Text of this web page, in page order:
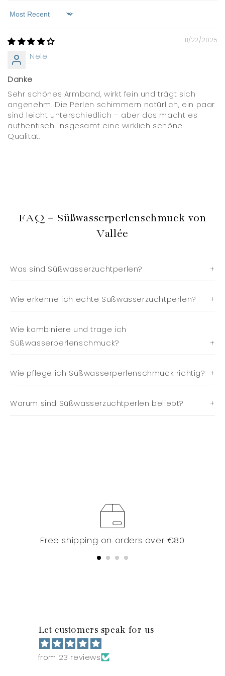
Sort by
11/22/2025
Nele
Danke
Sehr schönes Armband, wirkt fein und trägt sich
angenehm. Die Perlen schimmern natürlich, ein paar
sind leicht unterschiedlich – aber das macht es
authentisch. Insgesamt eine wirklich schöne
Qualität.
FAQ – Süßwasserperlenschmuck von
Vallée
Was sind Süßwasserzuchtperlen?
Wie erkenne ich echte Süßwasserzuchtperlen?
Wie kombiniere und trage ich
Süßwasserperlenschmuck?
Wie pflege ich Süßwasserperlenschmuck richtig?
Warum sind Süßwasserzuchtperlen beliebt?
Free shipping on orders over €80
Let customers speak for us
from 23 reviews